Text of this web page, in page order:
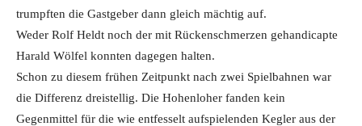
trumpften die Gastgeber dann gleich mächtig auf.
Weder Rolf Heldt noch der mit Rückenschmerzen gehandicapte
Harald Wölfel konnten dagegen halten.
Schon zu diesem frühen Zeitpunkt nach zwei Spielbahnen war
die Differenz dreistellig. Die Hohenloher fanden kein
Gegenmittel für die wie entfesselt aufspielenden Kegler aus der